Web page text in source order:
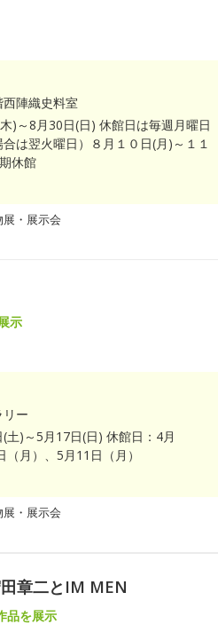
陣織史料室
)～8月30日(日) 休館日は毎週月曜日
合は翌火曜日）８月１０日(月)～１１
休館
・展示会
示
リー
土)～5月17日(日) 休館日：4月
月）、5月11日（月）
・展示会
章二とIM MEN
品を展示